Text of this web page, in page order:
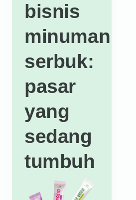
bisnis
minuman
serbuk:
pasar
yang
sedang
tumbuh